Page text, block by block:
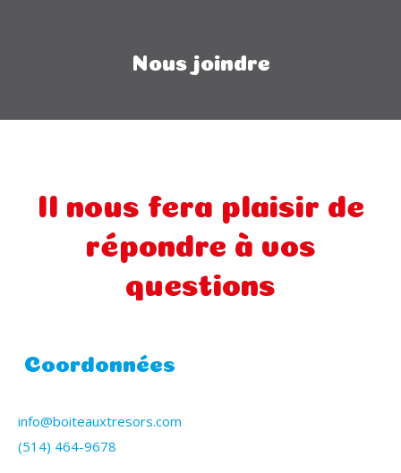
Nous joindre
Il nous fera plaisir de
répondre à vos
questions
Coordonnées
info@boiteauxtresors.com
(514) 464-9678